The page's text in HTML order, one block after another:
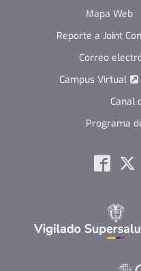
Mapa Web
Reporte a Joint
Correo
Campus Virtual
Canal
Programa